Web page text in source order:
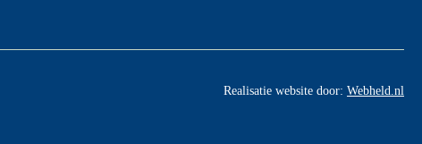
Realisatie website door: Webheld.nl